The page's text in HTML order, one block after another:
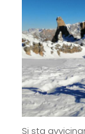
Si sta